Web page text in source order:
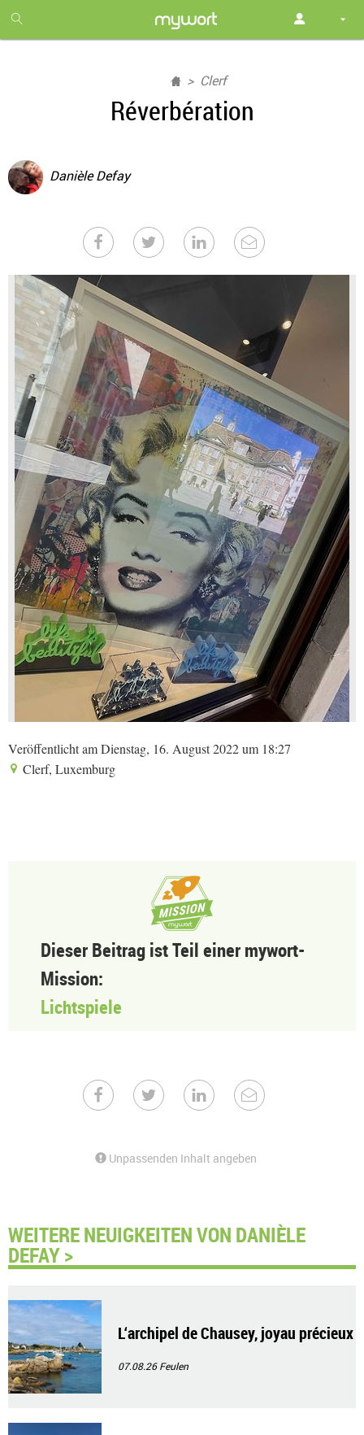
month
free
Clerf
Réverbération
Danièle Defay
Veröffentlicht am Dienstag, 16. August 2022 um 18:27
Clerf, Luxemburg
Dieser Beitrag ist Teil einer mywort-
Mission:
Lichtspiele
Unpassenden Inhalt angeben
WEITERE NEUIGKEITEN VON DANIÈLE
DEFAY >
L‘archipel de Chausey, joyau précieux
07.08.26Feulen